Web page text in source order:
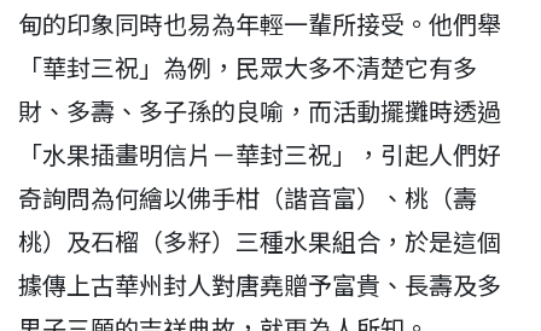
甸的印象同時也易為年輕一輩所接受。他們舉
「華封三祝」為例，民眾大多不清楚它有多
財、多壽、多子孫的良喻，而活動擺攤時透過
「水果插畫明信片－華封三祝」，引起人們好
奇詢問為何繪以佛手柑（諧音富）、桃（壽
桃）及石榴（多籽）三種水果組合，於是這個
據傳上古華州封人對唐堯贈予富貴、長壽及多